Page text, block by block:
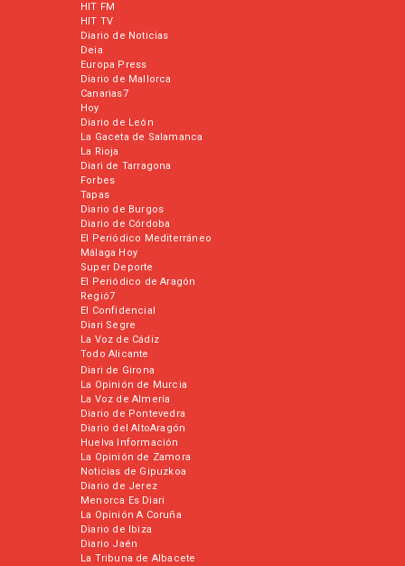
HIT FM
HIT TV
Diario de Noticias
Deia
Europa Press
Diario de Mallorca
Canarias7
Hoy
Diario de León
La Gaceta de Salamanca
La Rioja
Diari de Tarragona
Forbes
Tapas
Diario de Burgos
Diario de Córdoba
El Periódico Mediterráneo
Málaga Hoy
Super Deporte
El Periódico de Aragón
Regió7
El Confidencial
Diari Segre
La Voz de Cádiz
Todo Alicante
Diari de Girona
La Opinión de Murcia
La Voz de Almería
Diario de Pontevedra
Diario del AltoAragón
Huelva Información
La Opinión de Zamora
Noticias de Gipuzkoa
Diario de Jerez
Menorca Es Diari
La Opinión A Coruña
Diario de Ibiza
Diario Jaén
La Tribuna de Albacete